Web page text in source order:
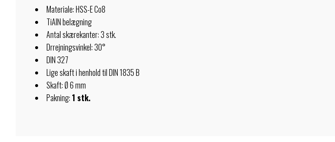
Materiale: HSS-E Co8
TiAlN belægning
Antal skærekanter: 3 stk.
Drrejningsvinkel: 30°
DIN 327
Lige skaft i henhold til DIN 1835 B
Skaft: Ø 6 mm
Pakning: 1 stk.